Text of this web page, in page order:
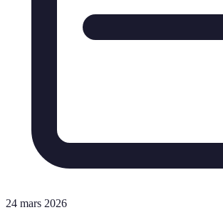
24 mars 2026